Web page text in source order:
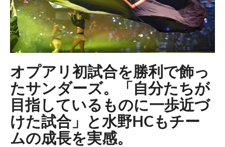
オプアリ初試合を勝利で飾っ
たサンダーズ。「自分たちが
目指しているものに一歩近づ
けた試合」と水野HCもチー
ムの成長を実感。